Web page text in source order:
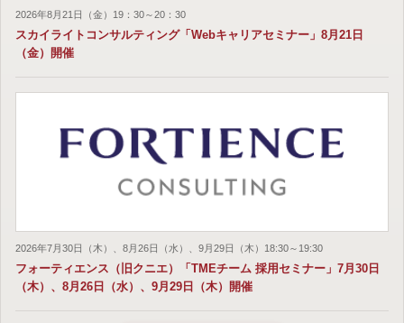
2026年8月21日（金）19：30～20：30
スカイライトコンサルティング「Webキャリアセミナー」8月21日
（金）開催
2026年7月30日（木）、8月26日（水）、9月29日（木）18:30～19:30
フォーティエンス（旧クニエ）「TMEチーム 採用セミナー」7月30日
（木）、8月26日（水）、9月29日（木）開催